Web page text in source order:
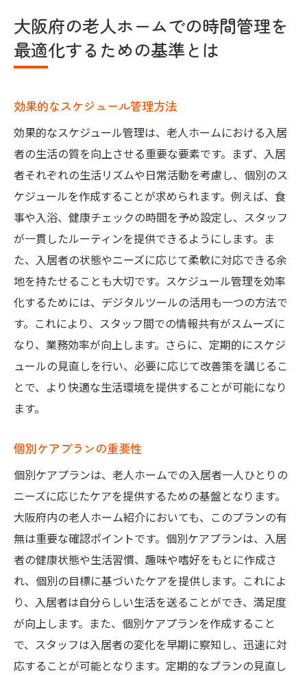
大阪府の老人ホームでの時間管理を
最適化するための基準とは
効果的なスケジュール管理方法
効果的なスケジュール管理は、老人ホームにおける入居
者の生活の質を向上させる重要な要素です。まず、入居
者それぞれの生活リズムや日常活動を考慮し、個別のス
ケジュールを作成することが求められます。例えば、食
事や入浴、健康チェックの時間を予め設定し、スタッフ
が一貫したルーティンを提供できるようにします。ま
た、入居者の状態やニーズに応じて柔軟に対応できる余
地を持たせることも大切です。スケジュール管理を効率
化するためには、デジタルツールの活用も一つの方法で
す。これにより、スタッフ間での情報共有がスムーズに
なり、業務効率が向上します。さらに、定期的にスケジ
ュールの見直しを行い、必要に応じて改善策を講じるこ
とで、より快適な生活環境を提供することが可能になり
ます。
個別ケアプランの重要性
個別ケアプランは、老人ホームでの入居者一人ひとりの
ニーズに応じたケアを提供するための基盤となります。
大阪府内の老人ホーム紹介においても、このプランの有
無は重要な確認ポイントです。個別ケアプランは、入居
者の健康状態や生活習慣、趣味や嗜好をもとに作成さ
れ、個別の目標に基づいたケアを提供します。これによ
り、入居者は自分らしい生活を送ることができ、満足度
が向上します。また、個別ケアプランを作成すること
で、スタッフは入居者の変化を早期に察知し、迅速に対
応することが可能となります。定期的なプランの見直し